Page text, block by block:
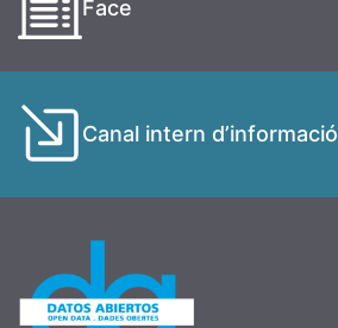
Face
Canal intern d’informació